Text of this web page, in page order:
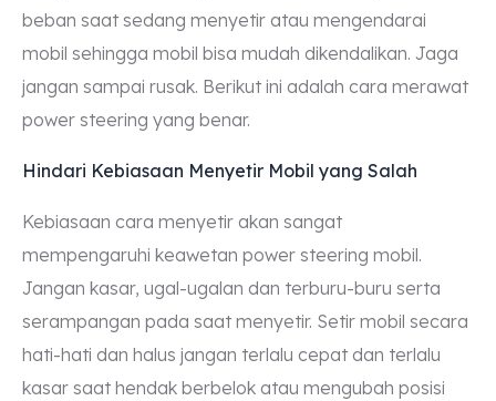
beban saat sedang menyetir atau mengendarai
mobil sehingga mobil bisa mudah dikendalikan. Jaga
jangan sampai rusak. Berikut ini adalah cara merawat
power steering yang benar.
Hindari Kebiasaan Menyetir Mobil yang Salah
Kebiasaan cara menyetir akan sangat
mempengaruhi keawetan power steering mobil.
Jangan kasar, ugal-ugalan dan terburu-buru serta
serampangan pada saat menyetir. Setir mobil secara
hati-hati dan halus jangan terlalu cepat dan terlalu
kasar saat hendak berbelok atau mengubah posisi